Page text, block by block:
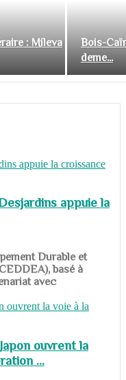
: Mileva
Bois-
deme...
appuie la
Durable et
basé à
avec
ouvrent la
...